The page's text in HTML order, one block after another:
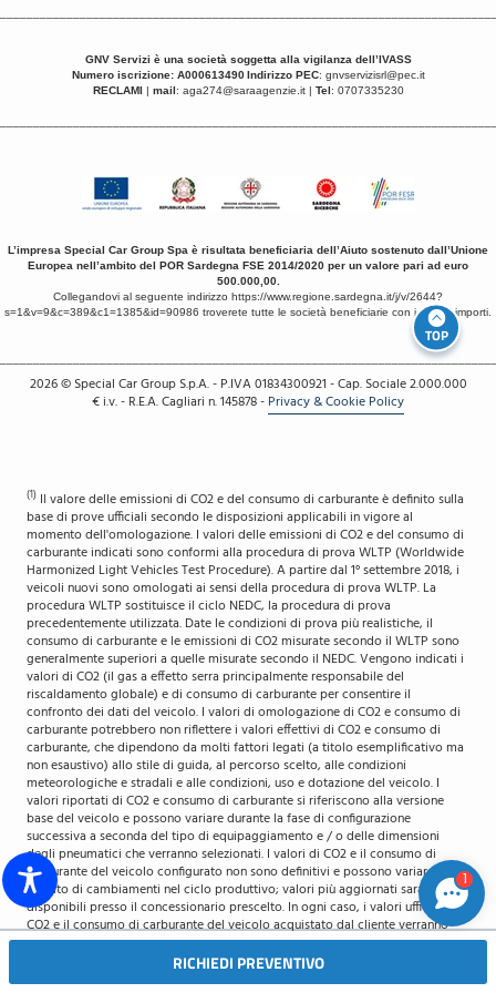
RICHIEDI PREVENTIVO
GNV Servizi è una società soggetta alla vigilanza dell’IVASS
Numero iscrizione: A000613490 Indirizzo PEC: gnvservizisrl@pec.it
RECLAMI | mail: aga274@saraagenzie.it| Tel: 0707335230
L’impresa Special Car Group Spa è risultata beneficiaria dell’Aiuto sostenuto dall’Unione
Europea nell’ambito del POR Sardegna FSE 2014/2020 per un valore pari ad euro
500.000,00.
Collegandovi al seguente indirizzo https://www.regione.sardegna.it/j/v/2644?
s=1&v=9&c=389&c1=1385&id=90986 troverete tutte le società beneficiarie con i relativi importi.
TOP
2026© Special Car Group S.p.A. - P.IVA 01834300921 - Cap. Sociale 2.000.000
€ i.v. - R.E.A. Cagliari n. 145878- Privacy & Cookie Policy
(1) Il valore delle emissioni di CO2 e del consumo di carburante è definito sulla
base di prove ufficiali secondo le disposizioni applicabili in vigore al
momento dell'omologazione. I valori delle emissioni di CO2 e del consumo di
carburante indicati sono conformi alla procedura di prova WLTP (Worldwide
Harmonized Light Vehicles Test Procedure). A partire dal 1° settembre 2018, i
veicoli nuovi sono omologati ai sensi della procedura di prova WLTP. La
procedura WLTP sostituisce il ciclo NEDC, la procedura di prova
precedentemente utilizzata. Date le condizioni di prova più realistiche, il
consumo di carburante e le emissioni di CO2 misurate secondo il WLTP sono
generalmente superiori a quelle misurate secondo il NEDC. Vengono indicati i
valori di CO2 (il gas a effetto serra principalmente responsabile del
riscaldamento globale) e di consumo di carburante per consentire il
confronto dei dati del veicolo. I valori di omologazione di CO2 e consumo di
carburante potrebbero non riflettere i valori effettivi di CO2 e consumo di
carburante, che dipendono da molti fattori legati (a titolo esemplificativo ma
non esaustivo) allo stile di guida, al percorso scelto, alle condizioni
meteorologiche e stradali e alle condizioni, uso e dotazione del veicolo. I
valori riportati di CO2 e consumo di carburante si riferiscono alla versione
base del veicolo e possono variare durante la fase di configurazione
successiva a seconda del tipo di equipaggiamento e / o delle dimensioni
degli pneumatici che verranno selezionati. I valori di CO2 e il consumo di
carburante del veicolo configurato non sono definitivi e possono variare a
seguito di cambiamenti nel ciclo produttivo; valori più aggiornati saranno
disponibili presso il concessionario prescelto. In ogni caso, i valori ufficiali di
CO2 e il consumo di carburante del veicolo acquistato dal cliente verranno
forniti con i documenti che accompagnano il veicolo. Per maggiori
informazioni sui consumi ufficiali di carburante e sulle emissioni di CO₂
1